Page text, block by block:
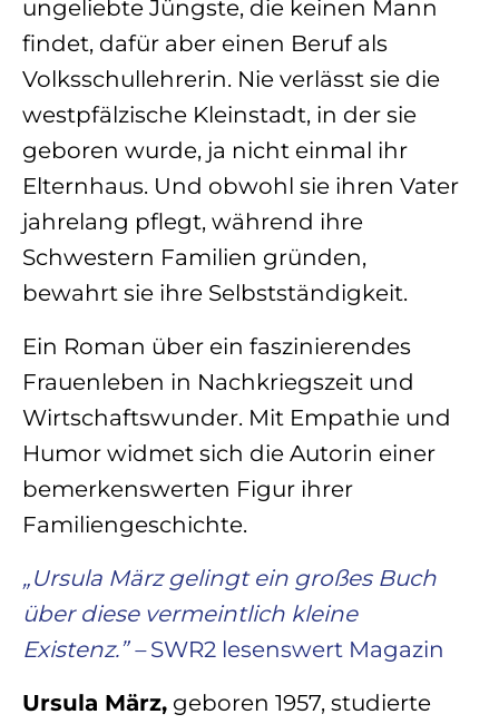
ungeliebte Jüngste, die keinen Mann
findet, dafür aber einen Beruf als
Volksschullehrerin. Nie verlässt sie die
westpfälzische Kleinstadt, in der sie
geboren wurde, ja nicht einmal ihr
Elternhaus. Und obwohl sie ihren Vater
jahrelang pflegt, während ihre
Schwestern Familien gründen,
bewahrt sie ihre Selbstständigkeit.
Ein Roman über ein faszinierendes
Frauenleben in Nachkriegszeit und
Wirtschaftswunder. Mit Empathie und
Humor widmet sich die Autorin einer
bemerkenswerten Figur ihrer
Familiengeschichte.
„Ursula März gelingt ein großes Buch
über diese vermeintlich kleine
Existenz.” –SWR2 lesenswert Magazin
Ursula März, geboren 1957, studierte